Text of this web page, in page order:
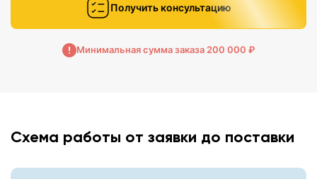
Получить консультацию
Минимальная сумма заказа 200 000 ₽
Схема работы от заявки до поставки